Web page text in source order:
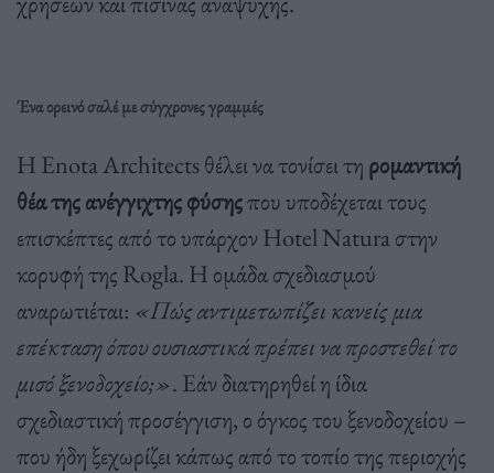
Ένα ορεινό σαλέ με σύγχρονες γραμμές
Η Enota Architects θέλει να τονίσει τη ρομαντική
θέα της ανέγγιχτης φύσηςπου υποδέχεται τους
επισκέπτες από το υπάρχον Hotel Natura στην
κορυφή της Rogla. Η ομάδα σχεδιασμού
αναρωτιέται: «Πώς αντιμετωπίζει κανείς μια
επέκταση όπου ουσιαστικά πρέπει να προστεθεί το
μισό ξενοδοχείο;». Εάν διατηρηθεί η ίδια
σχεδιαστική προσέγγιση, ο όγκος του ξενοδοχείου –
που ήδη ξεχωρίζει κάπως από το τοπίο της περιοχής